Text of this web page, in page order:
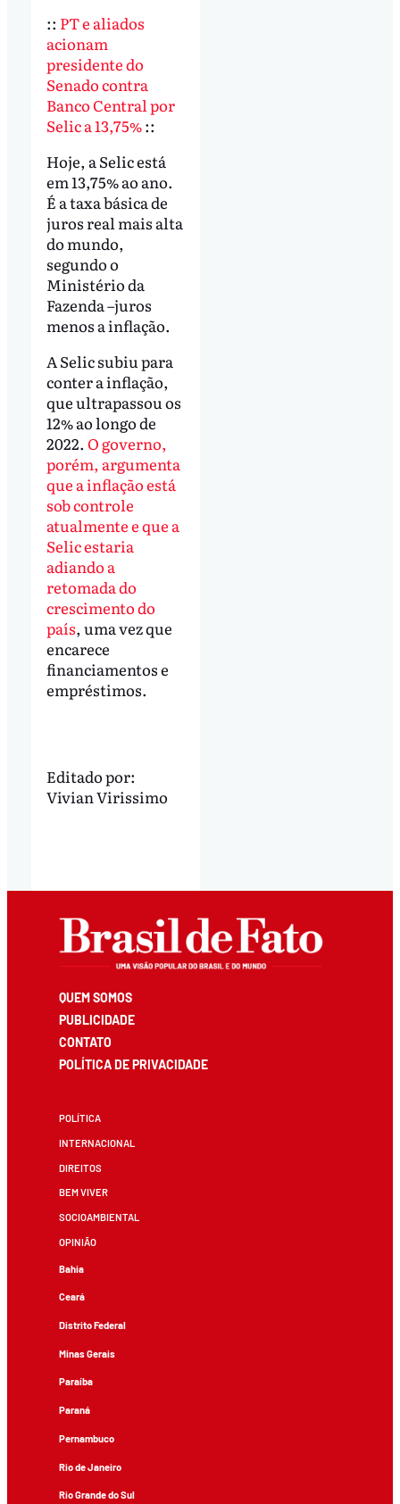
:: PT e aliados
acionam
presidente do
Senado contra
Banco Central por
Selic a 13,75%::
Hoje, a Selic está
em 13,75% ao ano.
É a taxa básica de
juros real mais alta
do mundo,
segundo o
Ministério da
Fazenda –juros
menos a inflação.
A Selic subiu para
conter a inflação,
que ultrapassou os
12% ao longo de
2022. O governo,
porém, argumenta
que a inflação está
sob controle
atualmente e que a
Selic estaria
adiando a
retomada do
crescimento do
país, uma vez que
encarece
financiamentos e
empréstimos.
Editado por:
Vivian Virissimo
QUEM SOMOS
PUBLICIDADE
CONTATO
POLÍTICA DE PRIVACIDADE
POLÍTICA
INTERNACIONAL
DIREITOS
BEM VIVER
SOCIOAMBIENTAL
OPINIÃO
Bahia
Ceará
Distrito Federal
Minas Gerais
Paraíba
Paraná
Pernambuco
Rio de Janeiro
Rio Grande do Sul